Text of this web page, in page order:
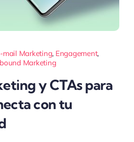
mail Marketing, Engagement,
Marketing
y CTAs para
con tu